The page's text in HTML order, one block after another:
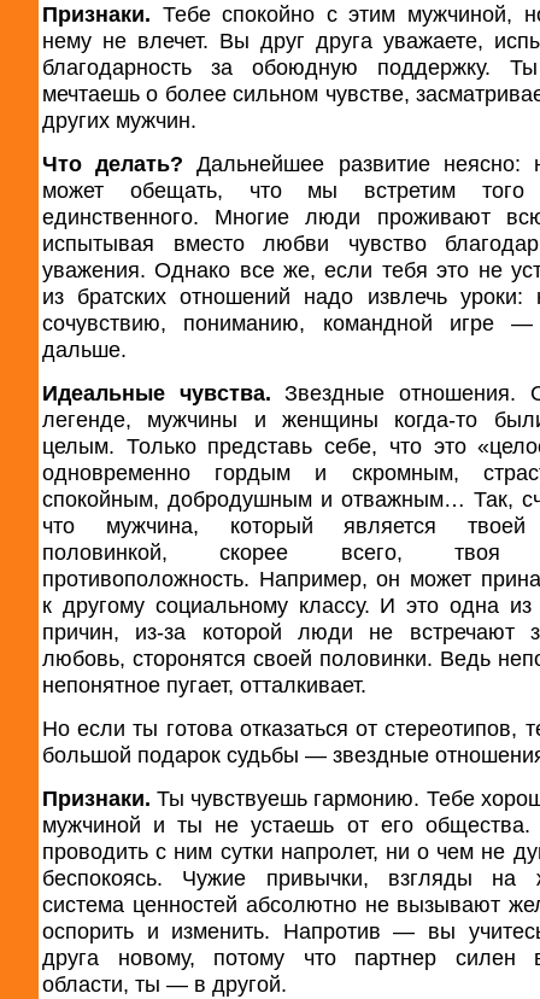
Признаки. Тебе спокойно с этим мужчиной,
нему не влечет. Вы друг друга уважаете,
благодарность за обоюдную поддержку.
мечтаешь о более сильном чувстве,
других мужчин.
Что делать?Дальнейшее развитие неясно:
может обещать, что мы встретим того
единственного. Многие люди проживают
испытывая вместо любви чувство
уважения. Однако все же, если тебя это не
из братских отношений надо извлечь уроки:
сочувствию, пониманию, командной игре
дальше.
Идеальные чувства.Звездные отношения.
легенде, мужчины и женщины когда-то
целым. Только представь себе, что это
одновременно гордым и скромным,
спокойным, добродушным и отважным… Так,
что мужчина, который является твоей
половинкой, скорее всего, твоя
противоположность. Например, он может
к другому социальному классу. И это одна из
причин, из-за которой люди не встречают
любовь, сторонятся своей половинки. Ведь
непонятное пугает, отталкивает.
Но если ты готова отказаться от стереотипов,
большой подарок судьбы — звездные
Признаки.Ты чувствуешь гармонию. Тебе
мужчиной и ты не устаешь от его
проводить с ним сутки напролет, ни о чем не
беспокоясь. Чужие привычки, взгляды на
система ценностей абсолютно не вызывают
оспорить и изменить. Напротив — вы
друга новому, потому что партнер силен
области, ты — в другой.